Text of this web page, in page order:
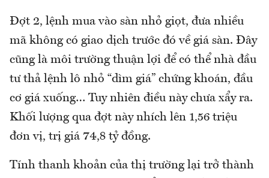
Đợt 2, lệnh mua vào sàn nhỏ giọt, đưa nhiều
mã không có giao dịch trước đó về giá sàn. Đây
cũng là môi trường thuận lợi để có thể nhà đầu
tư thả lệnh lô nhỏ “dìm giá” chứng khoán, đầu
cơ giá xuống… Tuy nhiên điều này chưa xẩy ra.
Khối lượng qua đợt này nhích lên 1,56 triệu
đơn vị, trị giá 74,8 tỷ đồng.
Tính thanh khoản của thị trường lại trở thành